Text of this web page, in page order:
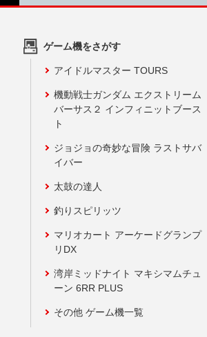
ゲーム機をさがす
アイドルマスター TOURS
機動戦士ガンダム エクストリーム
バーサス２ インフィニットブース
ト
ジョジョの奇妙な冒険 ラストサバ
イバー
太鼓の達人
釣りスピリッツ
マリオカート アーケードグランプ
リDX
湾岸ミッドナイト マキシマムチュ
ーン 6RR PLUS
その他 ゲーム機一覧